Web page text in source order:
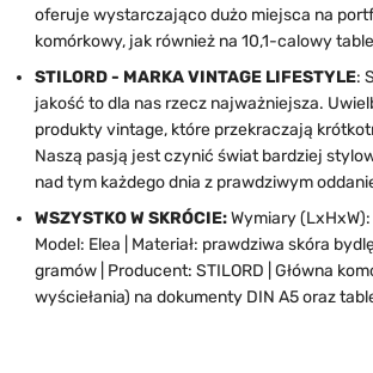
oferuje wystarczająco dużo miejsca na
komórkowy, jak również na 10,1-calowy
STILORD - MARKA VINTAGE LIFESTYLE:
jakość to dla nas rzecz najważniejsza.
produkty vintage, które przekraczają
Naszą pasją jest czynić świat bardziej
nad tym każdego dnia z prawdziwym
WSZYSTKO W SKRÓCIE:Wymiary (LxHxW):
Model: Elea | Materiał: prawdziwa skóra
gramów | Producent: STILORD | Główna
wyściełania) na dokumenty DIN A5 oraz